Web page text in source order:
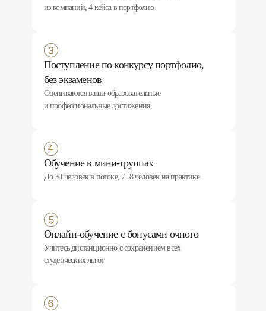
из компаний, 4 кейса в портфолио
Поступление по конкурсу портфолио,
без экзаменов
Оцениваются ваши образовательные
и профессиональные достижения
Обучение в мини-группах
До 30 человек в потоке, 7−8 человек на практике
Онлайн-обучение с бонусами очного
Учитесь дистанционно с сохранением всех
студенческих льгот